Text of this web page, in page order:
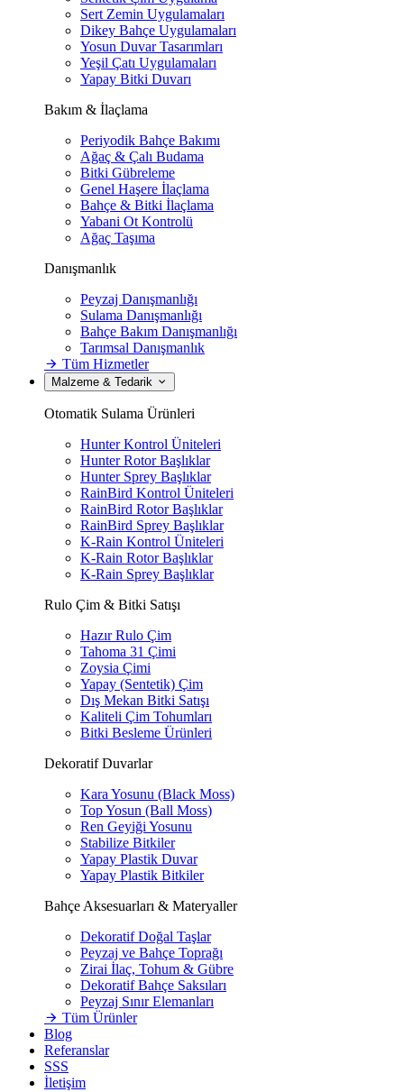
Sert Zemin Uygulamaları
Dikey Bahçe Uygulamaları
Yosun Duvar Tasarımları
Yeşil Çatı Uygulamaları
Yapay Bitki Duvarı
Bakım & İlaçlama
Periyodik Bahçe Bakımı
Ağaç & Çalı Budama
Bitki Gübreleme
Genel Haşere İlaçlama
Bahçe & Bitki İlaçlama
Yabani Ot Kontrolü
Ağaç Taşıma
Danışmanlık
Peyzaj Danışmanlığı
Sulama Danışmanlığı
Bahçe Bakım Danışmanlığı
Tarımsal Danışmanlık
Tüm Hizmetler
Malzeme & Tedarik
Otomatik Sulama Ürünleri
Hunter Kontrol Üniteleri
Hunter Rotor Başlıklar
Hunter Sprey Başlıklar
RainBird Kontrol Üniteleri
RainBird Rotor Başlıklar
RainBird Sprey Başlıklar
K-Rain Kontrol Üniteleri
K-Rain Rotor Başlıklar
K-Rain Sprey Başlıklar
Rulo Çim & Bitki Satışı
Hazır Rulo Çim
Tahoma 31 Çimi
Zoysia Çimi
Yapay (Sentetik) Çim
Dış Mekan Bitki Satışı
Kaliteli Çim Tohumları
Bitki Besleme Ürünleri
Dekoratif Duvarlar
Kara Yosunu (Black Moss)
Top Yosun (Ball Moss)
Ren Geyiği Yosunu
Stabilize Bitkiler
Yapay Plastik Duvar
Yapay Plastik Bitkiler
Bahçe Aksesuarları & Materyaller
Dekoratif Doğal Taşlar
Peyzaj ve Bahçe Toprağı
Zirai İlaç, Tohum & Gübre
Dekoratif Bahçe Saksıları
Peyzaj Sınır Elemanları
Tüm Ürünler
Blog
Referanslar
SSS
İletişim